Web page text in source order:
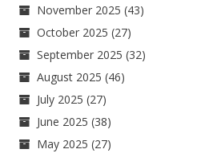
November 2025 (43)
October 2025 (27)
September 2025 (32)
August 2025 (46)
July 2025 (27)
June 2025 (38)
May 2025 (27)